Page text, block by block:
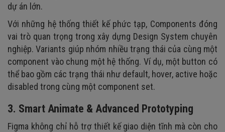
dự án lớn.
Với những hệ thống thiết kế phức tạp, Components đóng
vai trò quan trọng trong xây dựng Design System chuyên
nghiệp. Variants giúp nhóm nhiều trạng thái của cùng một
component vào chung một hệ thống. Ví dụ, một button có
thể bao gồm các trạng thái như default, hover, active hoặc
disabled trong cùng một component set.
3. Smart Animate & Advanced Prototyping
Figma không chỉ hỗ trợ thiết kế giao diện tĩnh mà còn cho